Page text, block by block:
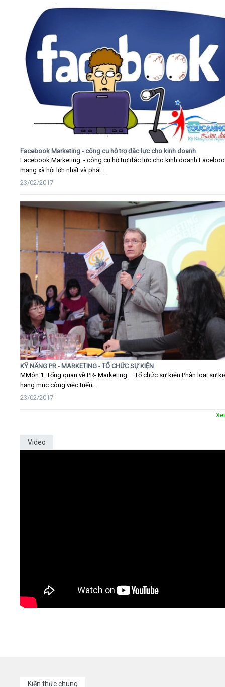
Facebook Marketing - công cụ hỗ trợ đắc lực cho kinh doanh
Facebook Marketing - công cụ hỗ trợ đắc lực cho kinh doanh
mạng xã hội lớn nhất và phát...
23/02/2017
KỸ NĂNG PR - MARKETING - TỔ CHỨC SỰ KIỆN
MMôn 1: Tổng quan về PR- Marketing – Tổ chức sự kiện Phân loại sự
hạng mục công việc triển...
23/02/2017
Video
Kiến thức chung